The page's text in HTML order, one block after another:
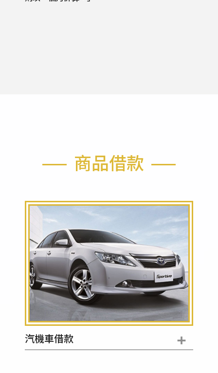
商品借款
汽機車借款 +